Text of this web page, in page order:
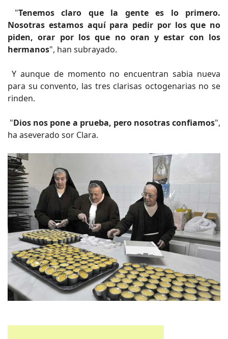
"Tenemos claro que la gente es lo primero.
Nosotras estamos aquí para pedir por los que no
piden, orar por los que no oran y estar con los
hermanos", han subrayado.
Y aunque de momento no encuentran sabia nueva
para su convento, las tres clarisas octogenarias no se
rinden.
"Dios nos pone a prueba, pero nosotras confiamos",
ha aseverado sor Clara.